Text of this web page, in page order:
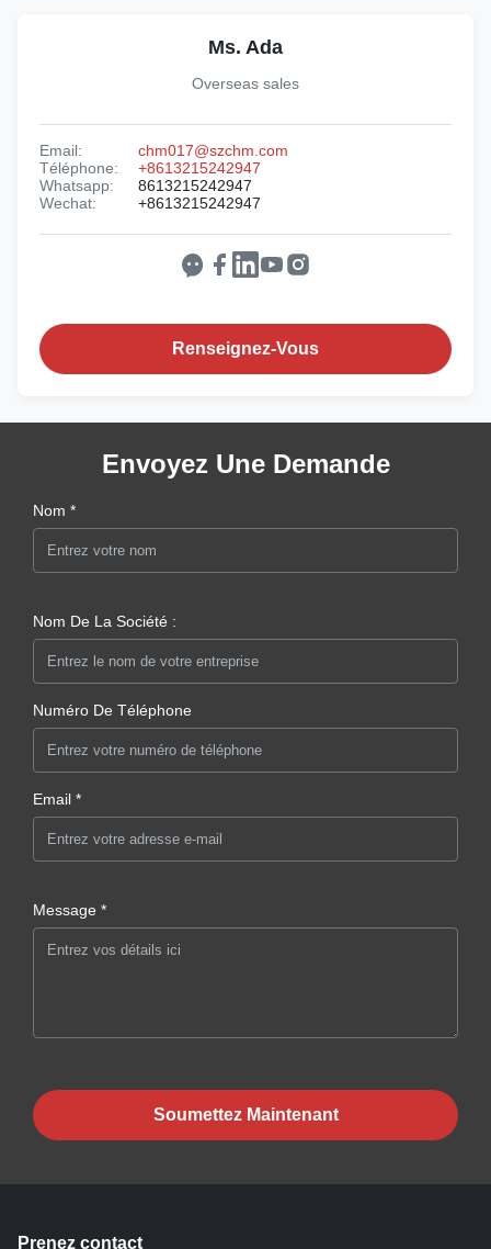
Ms. Ada
Overseas sales
Email:
chm017@szchm.com
Téléphone:
+8613215242947
Whatsapp:
8613215242947
Wechat:
+8613215242947
Renseignez-Vous
Envoyez Une Demande
Nom *
Nom De La Société :
Numéro De Téléphone
Email *
Message *
Soumettez Maintenant
Prenez contact